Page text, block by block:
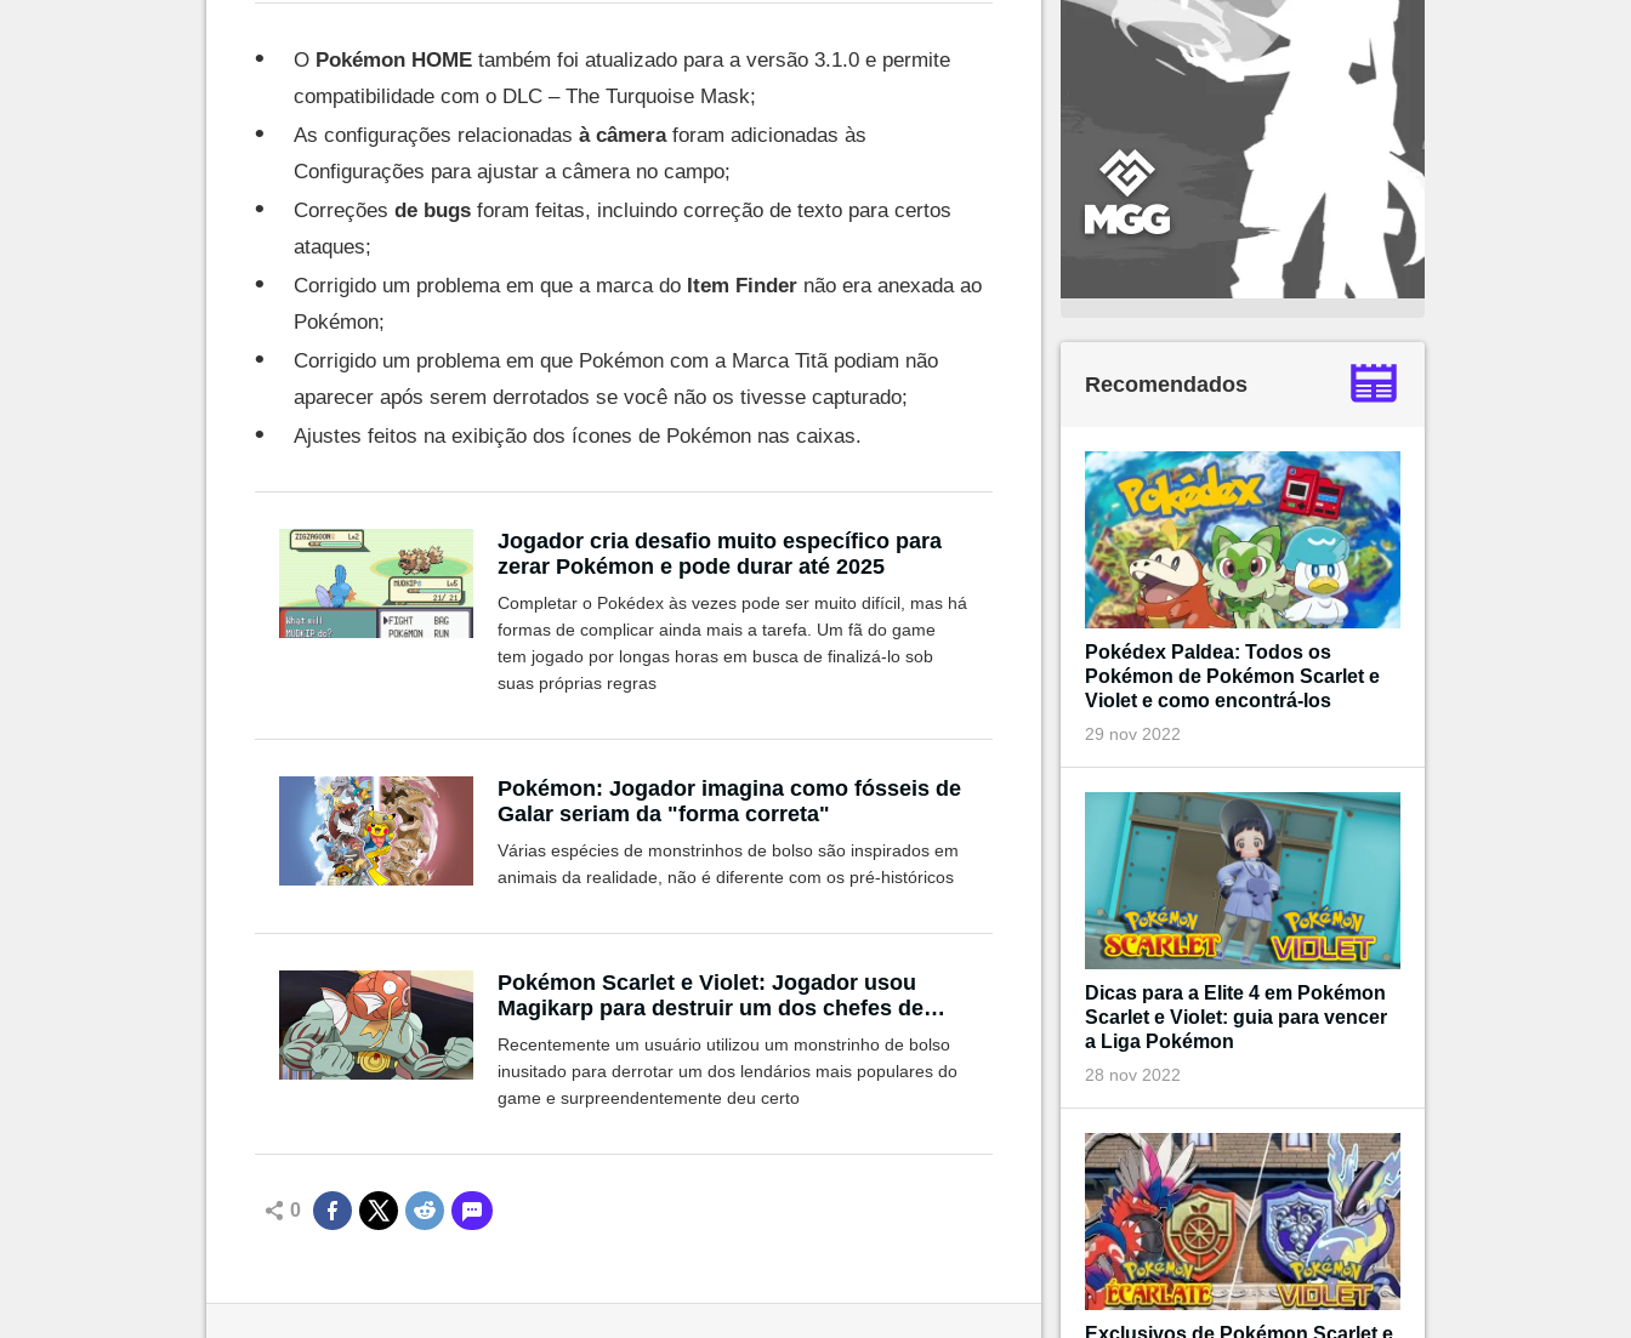
O Pokémon HOME também foi atualizado para a versão 3.1.0 e permite
compatibilidade com o DLC – The Turquoise Mask;
As configurações relacionadas à câmeraforam adicionadas às
Configurações para ajustar a câmera no campo;
Correções de bugs foram feitas, incluindo correção de texto para certos
ataques;
Corrigido um problema em que a marca do Item Finder não era anexada ao
Pokémon;
Corrigido um problema em que Pokémon com a Marca Titã podiam não
aparecer após serem derrotados se você não os tivesse capturado;
Ajustes feitos na exibição dos ícones de Pokémon nas caixas.
Jogador cria desafio muito específico para
zerar Pokémon e pode durar até 2025
Completar o Pokédex às vezes pode ser muito difícil, mas há
formas de complicar ainda mais a tarefa. Um fã do game
tem jogado por longas horas em busca de finalizá-lo sob
suas próprias regras
Pokémon: Jogador imagina como fósseis de
Galar seriam da "forma correta"
Várias espécies de monstrinhos de bolso são inspirados em
animais da realidade, não é diferente com os pré-históricos
Pokémon Scarlet e Violet: Jogador usou
Magikarp para destruir um dos chefes de
Raid mais difíceis
Recentemente um usuário utilizou um monstrinho de bolso
inusitado para derrotar um dos lendários mais populares do
game e surpreendentemente deu certo
0
Recomendados
Pokédex Paldea: Todos os
Pokémon de Pokémon Scarlet e
Violet e como encontrá-los
29 nov 2022
Dicas para a Elite 4 em Pokémon
Scarlet e Violet: guia para vencer
a Liga Pokémon
28 nov 2022
Exclusivos de Pokémon Scarlet e